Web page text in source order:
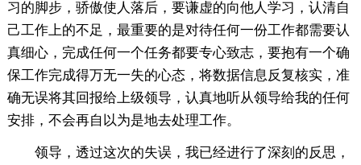
习的脚步，骄傲使人落后，要谦虚的向他人学习，认清自
己工作上的不足，最重要的是对待任何一份工作都需要认
真细心，完成任何一个任务都要专心致志，要抱有一个确
保工作完成得万无一失的心态，将数据信息反复核实，准
确无误将其回报给上级领导，认真地听从领导给我的任何
安排，不会再自以为是地去处理工作。
领导，透过这次的失误，我已经进行了深刻的反思，